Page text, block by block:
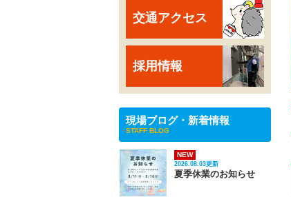
交通アクセス
採用情報
現場ブログ・新着情報
STAFF BLOG
NEW
2026.08.03更新
夏季休業のお知らせ